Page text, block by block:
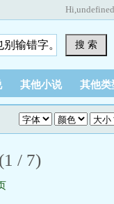
Hi,undefined
搜 索
其他小说 其他类
/ 7)